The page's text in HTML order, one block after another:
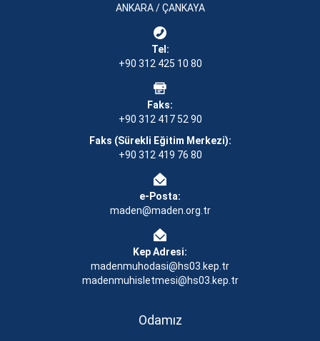
ANKARA / ÇANKAYA
Tel:
+90 312 425 10 80
Faks:
+90 312 417 52 90
Faks (Sürekli Eğitim Merkezi):
+90 312 419 76 80
e-Posta:
maden@maden.org.tr
Kep Adresi:
madenmuhodasi@hs03.kep.tr
madenmuhisletmesi@hs03.kep.tr
Odamız